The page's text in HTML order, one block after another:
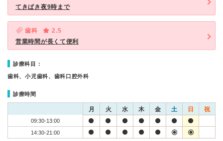
てきぱき夜9時まで
歯科
2.5
営業時間が長くて便利
診療科目：
歯科、小児歯科、歯科口腔外科
診療時間
月 火 水 木 金 土 日 祝
09:30-13:00
14:30-21:00